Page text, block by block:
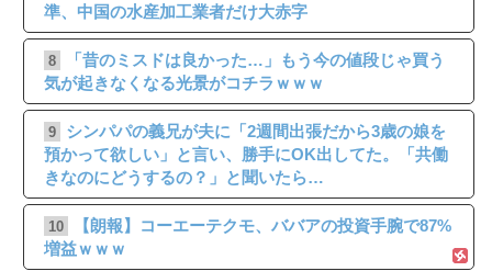
準、中国の水産加工業者だけ大赤字
8
「昔のミスドは良かった…」もう今の値段じゃ買う
気が起きなくなる光景がコチラｗｗｗ
9
シンパパの義兄が夫に「2週間出張だから3歳の娘を
預かって欲しい」と言い、勝手にOK出してた。「共働
きなのにどうするの？」と聞いたら…
10
【朗報】コーエーテクモ、ババアの投資手腕で87%
増益ｗｗｗ